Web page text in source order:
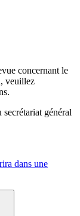
concernant le
veuillez
général
dans une